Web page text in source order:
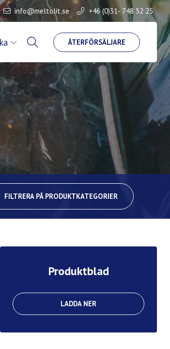
info@meltolit.se +46 (0)31- 748 52 25
ÅTERFÖRSÄLJARE
FILTRERA PÅ PRODUKTKATEGORIER
Produktblad
LADDA NER